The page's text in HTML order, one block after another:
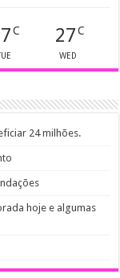
C 27C
WED
24 milhões.
hoje e algumas